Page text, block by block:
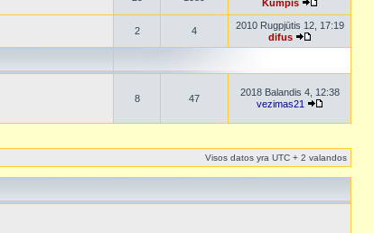
Kumpis
2 4
2010 Rugpjūtis 12, 17:19
difus
8 47
2018 Balandis 4, 12:38
vezimas21
Visos datos yra UTC + 2 valandos